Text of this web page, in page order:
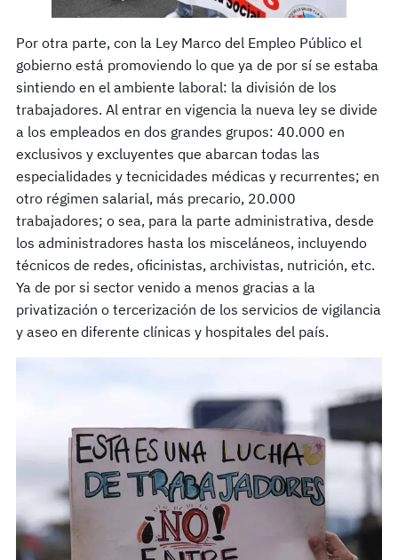
Por otra parte, con la Ley Marco del Empleo Público el
gobierno está promoviendo lo que ya de por sí se estaba
sintiendo en el ambiente laboral: la división de los
trabajadores. Al entrar en vigencia la nueva ley se divide
a los empleados en dos grandes grupos: 40.000 en
exclusivos y excluyentes que abarcan todas las
especialidades y tecnicidades médicas y recurrentes; en
otro régimen salarial, más precario, 20.000
trabajadores; o sea, para la parte administrativa, desde
los administradores hasta los misceláneos, incluyendo
técnicos de redes, oficinistas, archivistas, nutrición, etc.
Ya de por si sector venido a menos gracias a la
privatización o tercerización de los servicios de vigilancia
y aseo en diferente clínicas y hospitales del país.